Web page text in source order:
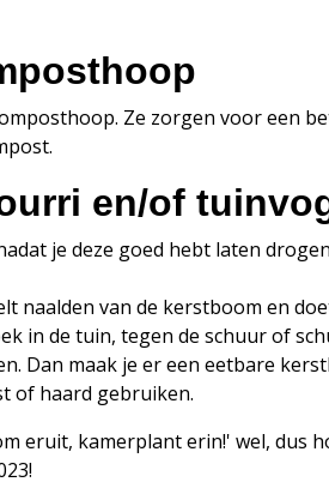
Ze zorgen voor een
en/of
je deze goed hebt laten
naalden van de kerstboom en
in de tuin, tegen de schuur of
Dan maak je er een eetbare
of haard gebruiken.
eruit, kamerplant erin!' wel,